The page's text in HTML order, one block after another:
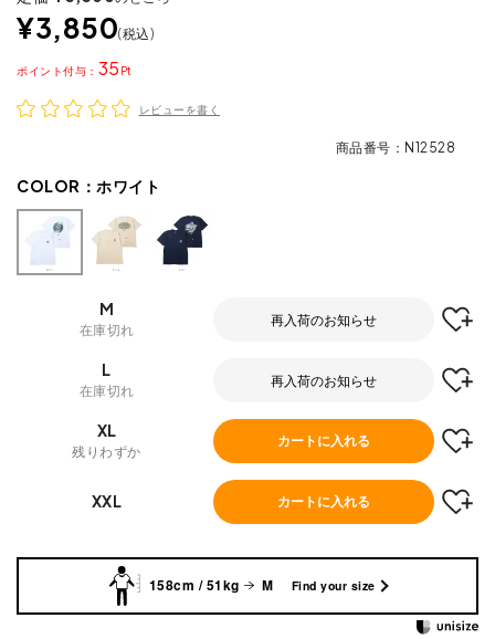
¥3,850 税込
35
ポイント
レビューを書く
商品番号 N12528
COLOR： ホワイト
M
在庫切れ
再入荷のお知らせ
L
在庫切れ
再入荷のお知らせ
XL
残りわずか
カートに入れる
XXL カートに入れる
158cm / 51kg M Find your size